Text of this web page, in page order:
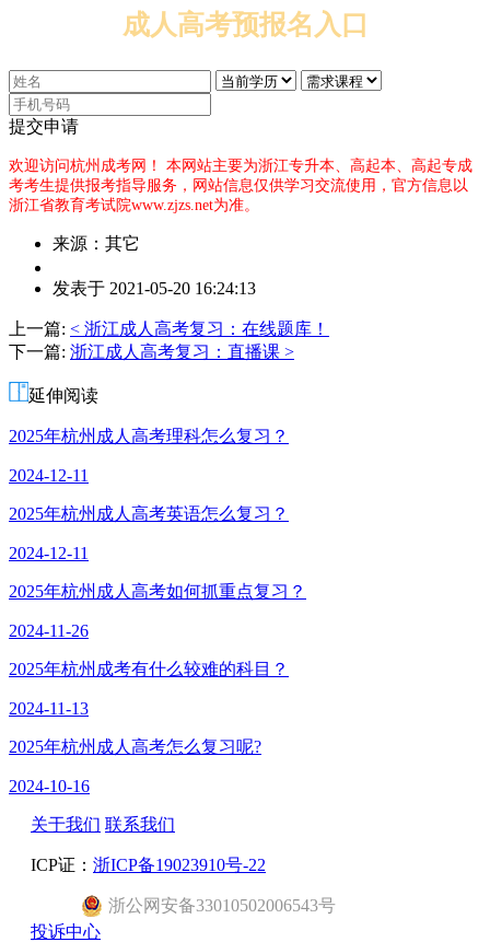
成人高考预报名入口
提交申请
欢迎访问杭州成考网！ 本网站主要为浙江专升本、高起本、高起专成
考考生提供报考指导服务，网站信息仅供学习交流使用，官方信息以
浙江省教育考试院www.zjzs.net为准。
来源：其它
者：
老
师
发表于 2021-05-20 16:24:13
上一篇: < 浙江成人高考复习：在线题库！
下一篇: 浙江成人高考复习：直播课 >
延伸阅读
2025年杭州成人高考理科怎么复习？
2024-12-11
2025年杭州成人高考英语怎么复习？
2024-12-11
2025年杭州成人高考如何抓重点复习？
2024-11-26
2025年杭州成考有什么较难的科目？
2024-11-13
2025年杭州成人高考怎么复习呢?
2024-10-16
关于我们 联系我们
ICP证： 浙ICP备19023910号-22
浙公网安备33010502006543号
投诉中心